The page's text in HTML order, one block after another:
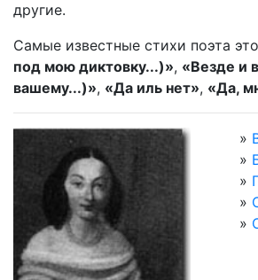
другие.
Самые известные стихи поэта это
под мою диктовку...)», «Везде и
вашему...)», «Да иль нет», «Да,
»
»
»
»
»